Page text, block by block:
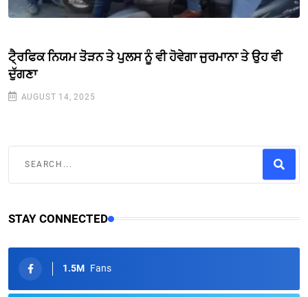
ਟੈ੍ਰਫਿਕ ਨਿਯਮ ਤੋੋੜਨ ਤੇ ਪੁਲਸ ਨੂੰ ਵੀ ਹੋਵੇਗਾ ਜੁਰਮਾਨਾ ਤੇ ਉਹ ਵੀ
ਦੁੱਗਣਾ
AUGUST 14, 2025
STAY CONNECTED
1.5M Fans